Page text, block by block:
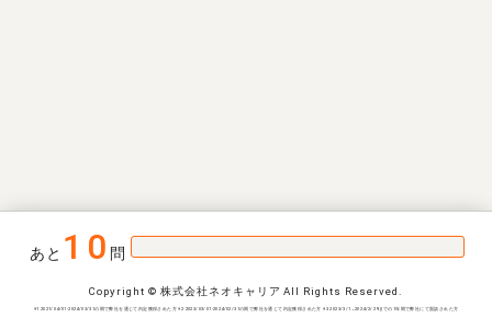
あと 10 問
Copyright © 株式会社ネオキャリア All Rights Reserved.
※1 2021/04/01-2024/03/31の間で弊社を通じて内定獲得された方 ※2 2023/03/01-2024/02/31の間で弊社を通じて内定獲得された方 ※3 2023/3/1~2024/2/29までの1年間で弊社にて面談された方